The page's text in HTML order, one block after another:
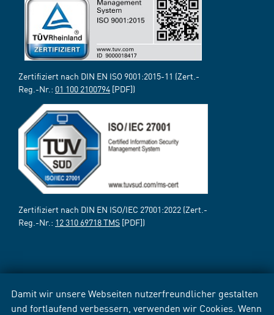
Damit wir unsere Webseiten nutzerfreundlicher gestalten
und fortlaufend verbessern, verwenden wir Cookies. Wenn
Zertifiziert nach DIN EN ISO 9001:2015-11 (Zert.-
Reg.-Nr.: 01 100 2100794 [PDF])
Zertifiziert nach DIN EN ISO/IEC 27001:2022 (Zert.-
Reg.-Nr.: 12 310 69718 TMS [PDF])